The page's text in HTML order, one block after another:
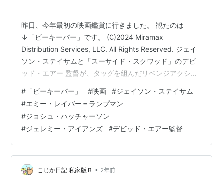
昨日、今年最初の映画鑑賞に行きました。 観たのは
↓「ビーキーパー」です。 (C)2024 Miramax
Distribution Services, LLC. All Rights Reserved. ジェイ
ソン・ステイサムと「スーサイド・スクワッド」のデビ
ッド・エアー 監督が、タッグを組んだリベンジアクショ
隠遁生活を送る、謎めい た男アダム・クレイ。 ある日、
彼の恩人である善良な老婦人がフィッシング詐欺に遭っ
て、全財産 をだまし取られ、絶望のあまり自ら命を絶っ
てしまう。 怒りに燃えるクレイは、社会の害悪を排除す
るべく立ちあがる。 世界最強の…
# 「ビーキーパー」 #映画 #ジェイソン・ステイサム
#エミー・レイバー＝ランプマン
#ジョシュ・ハッチャーソン
#ジェレミー・アイアンズ #デビッド・エアー監督
こじか日記 私家版Ｂ • 2年前